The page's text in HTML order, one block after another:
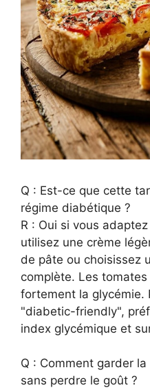
Q : Est-ce que cette
régime diabétique ?
R : Oui si vous
utilisez une crème
de pâte ou choisissez
complète. Les tomates
fortement la glycémie.
"diabetic-friendly",
index glycémique et
Q : Comment garder
sans perdre le goût ?